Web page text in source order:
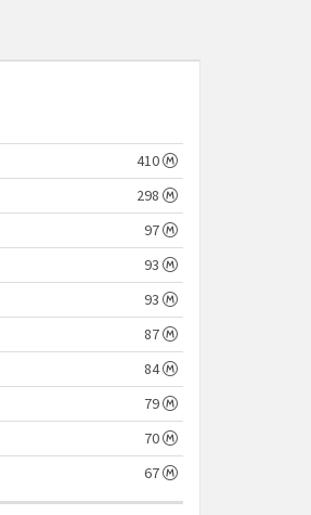
410
298
97
93
93
87
84
79
70
67